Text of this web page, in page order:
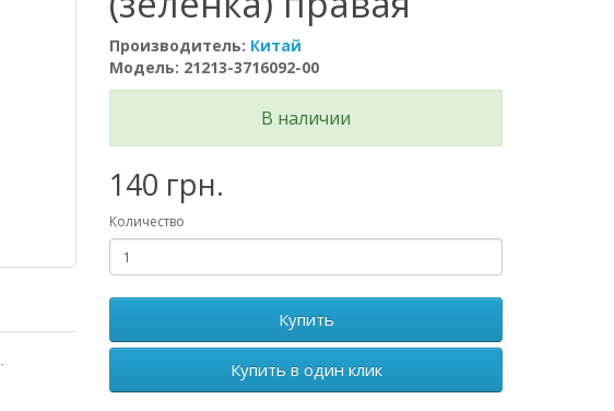
Производитель: Китай
Модель: 21213-3716092-00
В наличии
140 грн.
Количество
Купить
Купить в один клик